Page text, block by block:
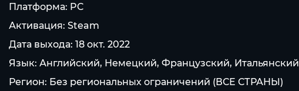
Платформа: PC
Активация: Steam
Дата выхода: 18 окт. 2022
Язык: Английский, Немецкий, Французский, Итальянский
Регион: Без региональных ограничений (ВСЕ СТРАНЫ)